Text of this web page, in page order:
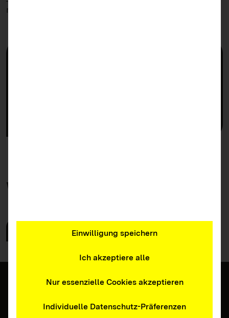
richten, die mit Jugendlichen arbeiten.
Weitere
Zu allen AngebotenEinwilligung speichern
Ich akzeptiere alle
Nur essenzielle Cookies akzeptieren
Individuelle Datenschutz-Präferenzen